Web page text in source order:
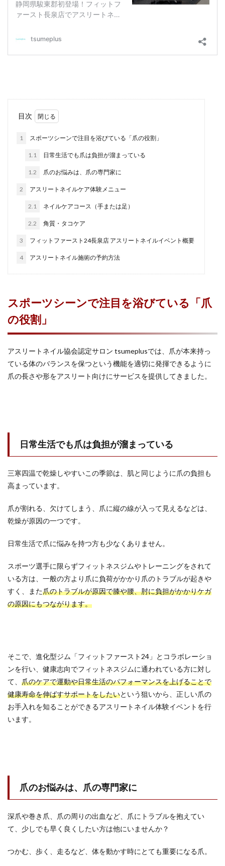
目次
1 スポーツシーンで注目を浴びている「爪の役割」
1.1 日常生活でも爪は負担が溜まっている
1.2 爪のお悩みは、爪の専門家に
2 アスリートネイルケア体験メニュー
2.1 ネイルケアコース（手または足）
2.2 角質・タコケア
3 フィットファースト24長泉店 アスリートネイルイベント概要
4 アスリートネイル施術の予約方法
スポーツシーンで注目を浴びている「爪
の役割」
アスリートネイル協会認定サロン tsumeplusでは、爪が本来持っ
ている体のバランスを保つという機能を適切に発揮できるように
爪の長さや形をアスリート向けにサービスを提供してきました。
日常生活でも爪は負担が溜まっている
三寒四温で乾燥しやすいこの季節は、肌と同じように爪の負担も
高まっています。
爪が割れる、欠けてしまう、爪に縦の線が入って見えるなどは、
乾燥が原因の一つです。
日常生活で爪に悩みを持つ方も少なくありません。
スポーツ選手に限らずフィットネスジムやトレーニングをされて
いる方は、一般の方より爪に負荷がかかり爪のトラブルが起きや
すく、また爪のトラブルが原因で膝や腰、肘に負担がかかりケガ
の原因にもつながります。
そこで、進化型ジム「フィットファースト24」とコラボレーショ
ンを行い、健康志向でフィットネスジムに通われている方に対し
て、 爪のケアで運動や日常生活のパフォーマンスを上げることで
健康寿命を伸ばすサポートをしたいという狙いから、正しい爪の
お手入れを知ることができるアスリートネイル体験イベントを行
います。
爪のお悩みは、爪の専門家に
深爪や巻き爪、爪の周りの出血など、爪にトラブルを抱えてい
て、少しでも早く良くしたい方は他にいませんか？
つかむ、歩く、走るなど、体を動かす時にとても重要になる爪。